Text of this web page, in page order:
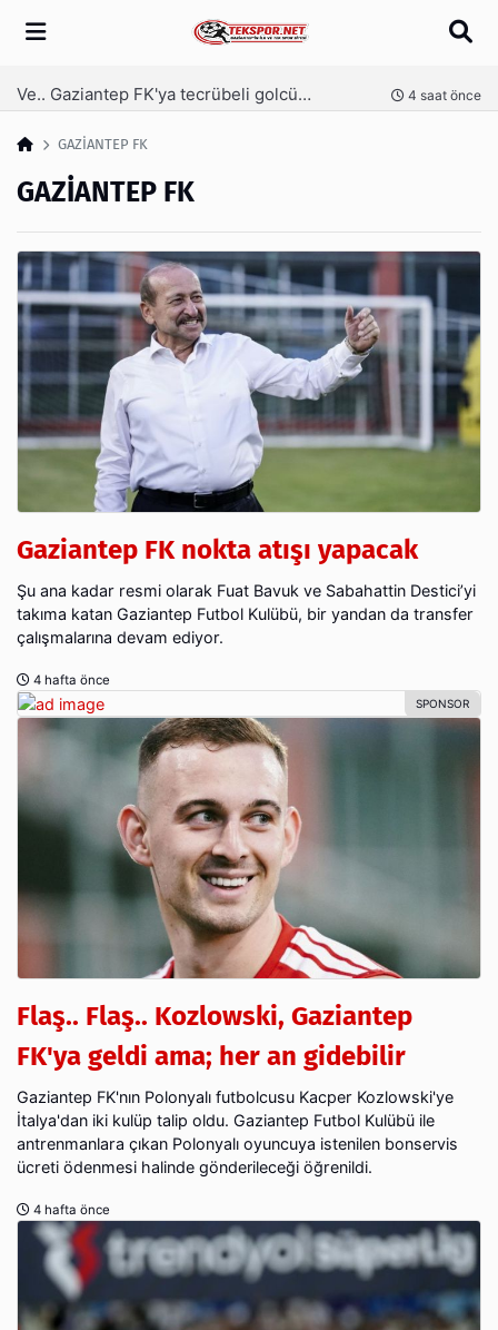
Arama
Ve.. Gaziantep FK'ya tecrübeli golcü! Serdar Dursun imzaladı 4 saat önce
GAZİANTEP FK
GAZİANTEP FK
Gaziantep FK nokta atışı yapacak
Şu ana kadar resmi olarak Fuat Bavuk ve Sabahattin Destici’yi
takıma katan Gaziantep Futbol Kulübü, bir yandan da transfer
çalışmalarına devam ediyor.
4 hafta önce
Flaş.. Flaş.. Kozlowski, Gaziantep
FK'ya geldi ama; her an gidebilir
Gaziantep FK'nın Polonyalı futbolcusu Kacper Kozlowski'ye
İtalya'dan iki kulüp talip oldu. Gaziantep Futbol Kulübü ile
antrenmanlara çıkan Polonyalı oyuncuya istenilen bonservis
ücreti ödenmesi halinde gönderileceği öğrenildi.
4 hafta önce